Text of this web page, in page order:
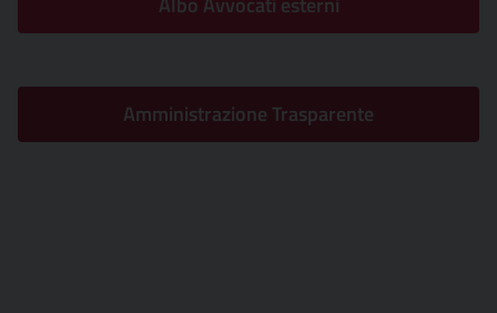
Amministrazione Trasparente